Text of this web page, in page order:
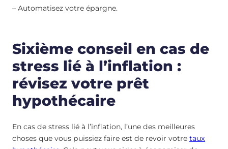
– Automatisez votre épargne.
Sixième conseil en cas de
stress lié à l’inflation :
révisez votre prêt
hypothécaire
En cas de stress lié à l’inflation, l’une des meilleures
choses que vous puissiez faire est de revoir votre taux